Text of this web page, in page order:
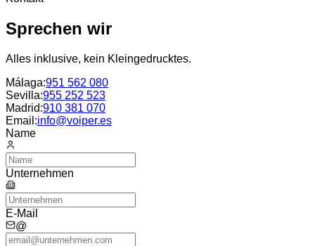
Sprechen wir
Alles inklusive, kein Kleingedrucktes.
Málaga:951 562 080
Sevilla:955 252 523
Madrid:910 381 070
Email:info@voiper.es
Name
Unternehmen
E-Mail
@